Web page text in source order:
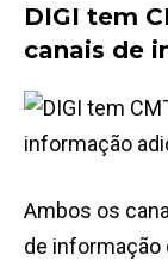
DIGI tem
canais de
Ambos os
de informação